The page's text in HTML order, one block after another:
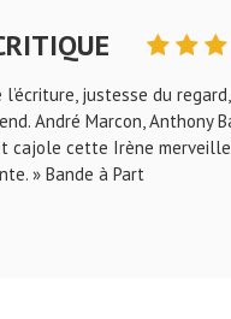
l’écriture, justesse du
André Marcon,
cajole cette Irène
» Bande à Part